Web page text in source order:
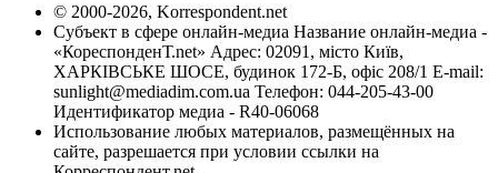
© 2000-2026, Korrespondent.net
Субъект в сфере онлайн-медиа Название онлайн-медиа -
«КореспонденТ.net» Адрес: 02091, місто Київ,
ХАРКІВСЬКЕ ШОСЕ, будинок 172-Б, офіс 208/1 E-mail:
sunlight@mediadim.com.ua Телефон: 044-205-43-00
Идентификатор медиа - R40-06068
Использование любых материалов, размещённых на
сайте, разрешается при условии ссылки на